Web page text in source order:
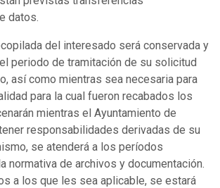
datos.
del interesado será conservada y
periodo de tramitación de su solicitud
así como mientras sea necesaria para
para la cual fueron recabados los
mientras el Ayuntamiento de
responsabilidades derivadas de su
se atenderá a los períodos
normativa de archivos y documentación.
a los que les sea aplicable, se estará